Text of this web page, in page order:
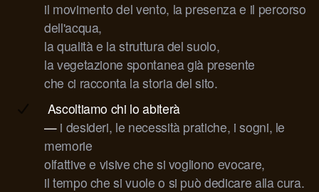
il movimento del vento, la presenza e il percorso
dell'acqua,
la qualità e la struttura del suolo,
la vegetazione spontanea già presente
che ci racconta la storia del sito.
Ascoltiamo chi lo abiterà
— i desideri, le necessità pratiche, i sogni, le
memorie
olfattive e visive che si vogliono evocare,
il tempo che si vuole o si può dedicare alla cura.